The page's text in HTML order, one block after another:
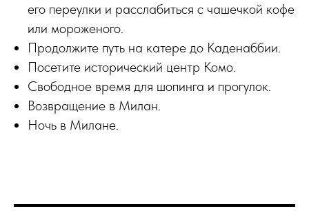
его переулки и расслабиться с чашечкой кофе
или мороженого.
Продолжите путь на катере до Каденаббии.
Посетите исторический центр Комо.
Свободное время для шопинга и прогулок.
Возвращение в Милан.
Ночь в Милане.